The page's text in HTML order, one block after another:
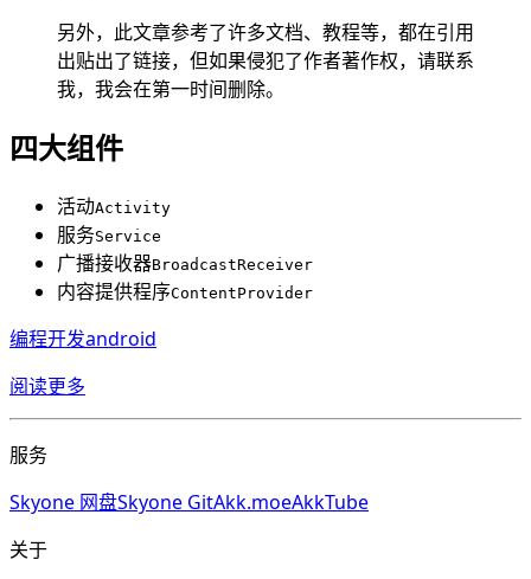
另外，此文章参考了许多文档、教程等，都在引用
出贴出了链接，但如果侵犯了作者著作权，请联系
我，我会在第一时间删除。
四大组件
活动Activity
服务Service
广播接收器BroadcastReceiver
内容提供程序ContentProvider
编程开发android
阅读更多
服务
Skyone 网盘Skyone GitAkk.moeAkkTube
关于